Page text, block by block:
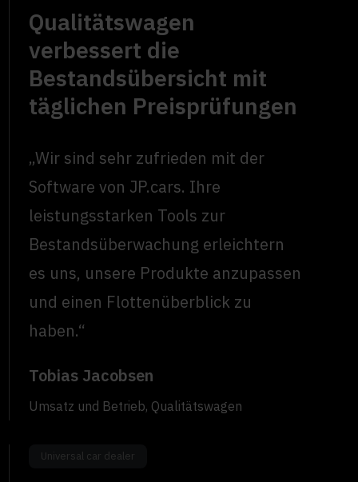
Qualitätswagen
verbessert die
Bestandsübersicht mit
täglichen Preisprüfungen
„Wir sind sehr zufrieden mit der
Software von JP.cars. Ihre
leistungsstarken Tools zur
Bestandsüberwachung erleichtern
es uns, unsere Produkte anzupassen
und einen Flottenüberblick zu
haben.“
Tobias Jacobsen
Umsatz und Betrieb, Qualitätswagen
Universal car dealer